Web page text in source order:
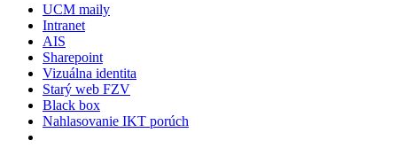
UCM maily
Intranet
AIS
Sharepoint
Vizuálna identita
Starý web FZV
Black box
Nahlasovanie IKT porúch